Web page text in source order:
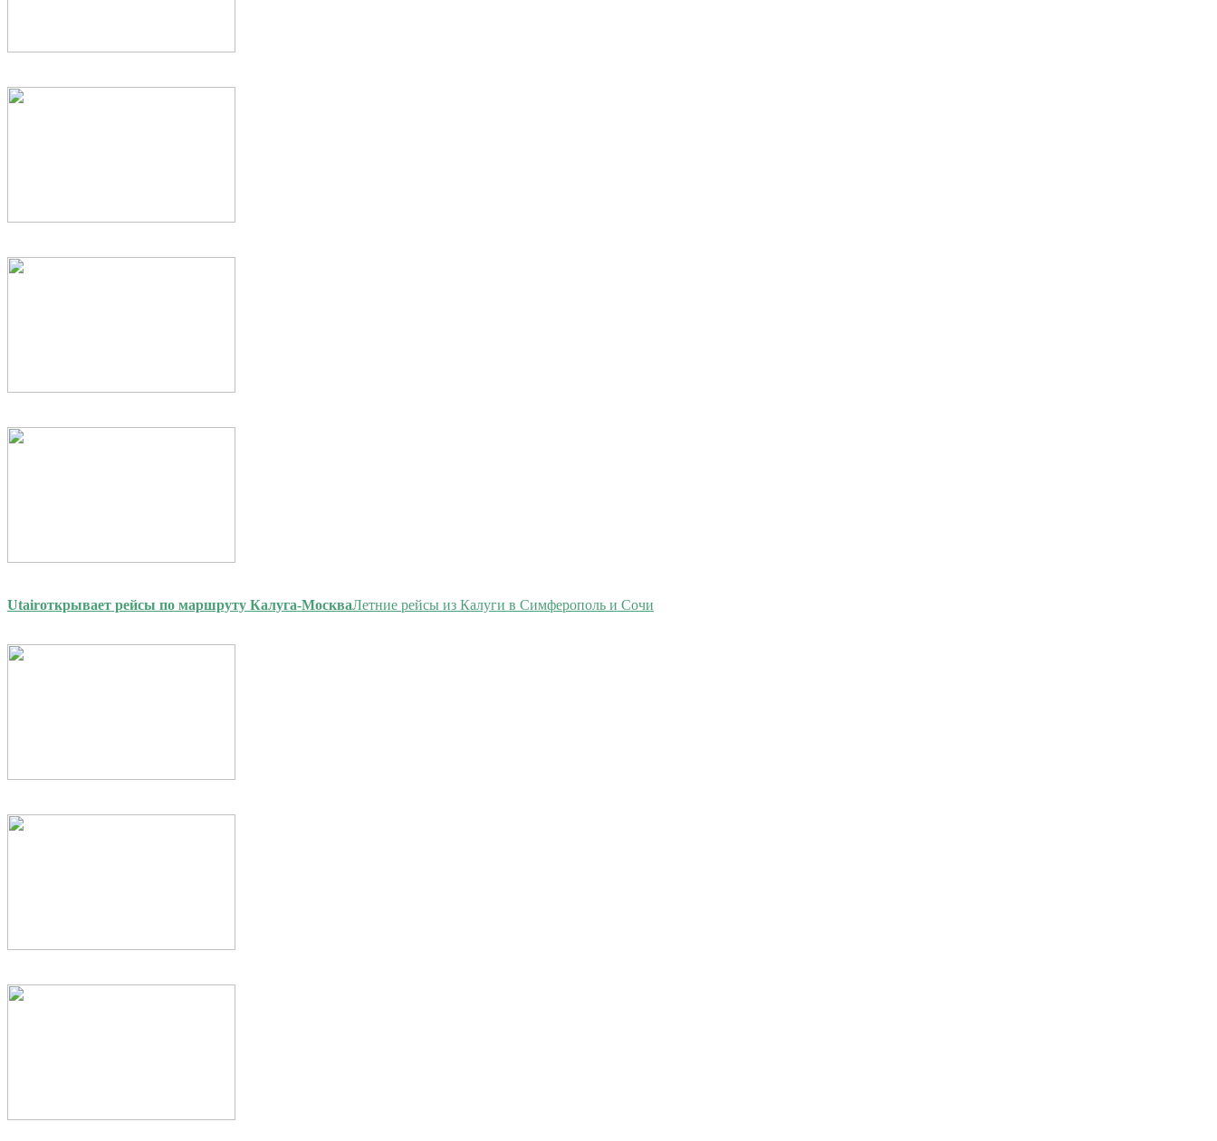
Utairоткрывает рейсы по маршруту Калуга-МоскваЛетние рейсы из Калуги в Симферополь и Сочи